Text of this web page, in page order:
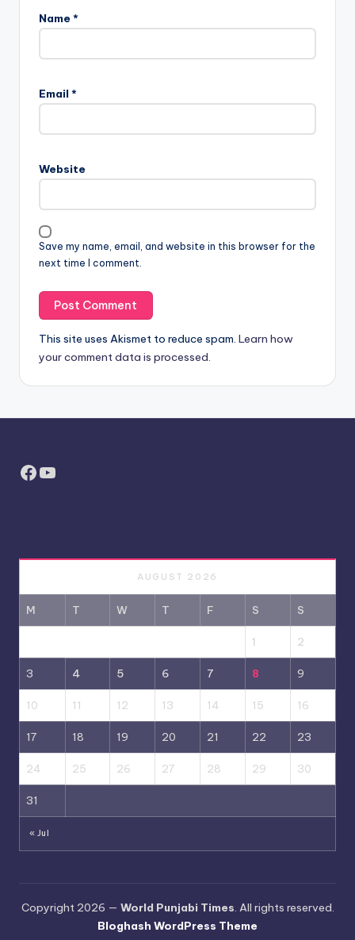
Name *
Email *
Website
Save my name, email, and website in this browser for the
next time I comment.
This site uses Akismet to reduce spam. Learn how
your comment data is processed.
Facebook
YouTube
AUGUST 2026
M T W T F S S
1 2
3 4 5 6 7 8 9
10 11 12 13 14 15 16
17 18 19 20 21 22 23
24 25 26 27 28 29 30
31
« Jul
Copyright 2026 — World Punjabi Times. All rights reserved.
Bloghash WordPress Theme